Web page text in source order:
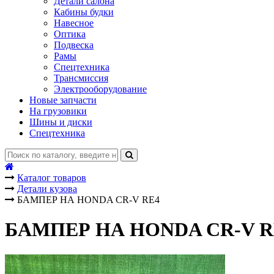
Кабины будки
Навесное
Оптика
Подвеска
Рамы
Спецтехника
Трансмиссия
Электрооборудование
Новые запчасти
На грузовики
Шины и диски
Спецтехника
Каталог товаров
Детали кузова
БАМПЕР НА HONDA CR-V RE4
БАМПЕР НА HONDA CR-V